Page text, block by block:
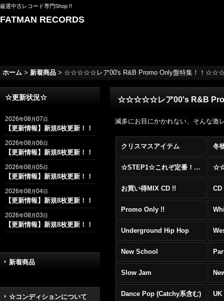
厳選中古レコード専門Shop !!
FATMAN RECORDS
ホーム > 新着商品 > ☆☆☆☆☆レア00's R&B Promo Only盤特集！！
☆更新状況☆
2026年08月07日
【更新情報】新規8枚更新！！
2026年08月06日
【更新情報】新規8枚更新！！
2026年08月05日
【更新情報】新規8枚更新！！
2026年08月04日
【更新情報】新規8枚更新！！
2026年08月03日
【更新情報】新規8枚更新！！
新着商品
☆コンディションについて
☆☆☆☆☆レア00's R&B
滅多にお目にかかれない、そんな激
クリスマスアイテム 冬
☆STEP1☆これぞ定番！！まずはここから！2000年代R&BフロアヒットBest 100 !!!
お買い得MIX CD !!
Promo Only !!
Underground Hip Hop
New School
Slow Jam
Dance Pop (Catchy系含む) UK